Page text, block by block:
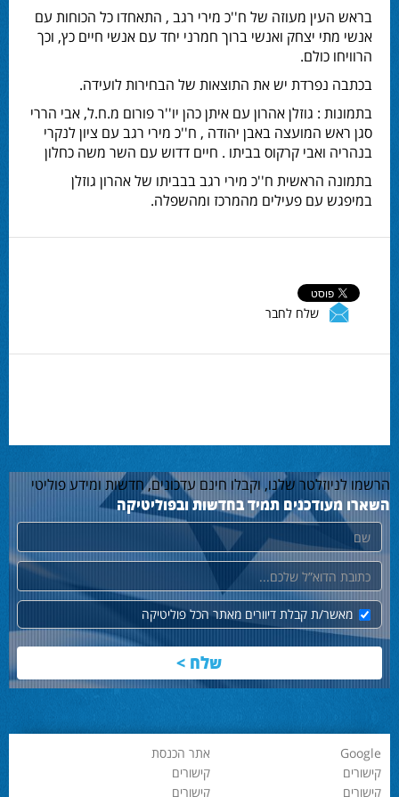
בראש העין מעוזה של ח''כ מירי רגב , התאחדו כל הכוחות עם
אנשי מתי יצחק ואנשי ברוך חמרני יחד עם אנשי חיים כץ, וכך
הרוויחו כולם.
בכתבה נפרדת יש את התוצאות של הבחירות לועידה.
בתמונות : גוזלן אהרון עם איתן כהן יו''ר פורום מ.ח.ל, אבי הררי
סגן ראש המועצה באבן יהודה , ח''כ מירי רגב עם ציון לנקרי
בנהריה ואבי קרקוס בביתו . חיים דדוש עם השר משה כחלון
בתמונה הראשית ח''כ מירי רגב בבביתו של אהרון גוזלן
במיפגש עם פעילים מהמרכז ומהשפלה.
שלח לחבר
הרשמו לניוזלטר שלנו, וקבלו חינם עדכונים, חדשות ומידע פוליטי
השארו מעודכנים תמיד בחדשות ובפוליטיקה
שם
דוא"ל
מאשר/ת קבלת דיוורים מאתר הכל פוליטיקה
Google אתר הכנסת
קישורים קישורים
קישורים קישורים